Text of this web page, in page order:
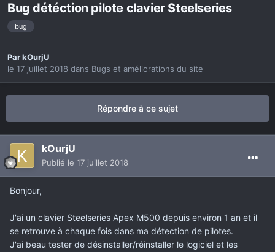
Bug détéction pilote clavier Steelseries
bug
ParkOurjU
le 17 juillet 2018 dans Bugs et améliorations du site
Répondre à ce sujet
kOurjU
Publié le 17 juillet 2018
Bonjour,
J'ai un clavier Steelseries Apex M500 depuis environ 1 an et il
se retrouve à chaque fois dans ma détection de pilotes.
J'ai beau tester de désinstaller/réinstaller le logiciel et les